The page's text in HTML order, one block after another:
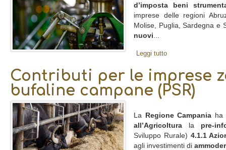
d’imposta beni
imprese delle regioni
Molise, Puglia, Sardegna e
nuovi...
Leggi tutto
Contributi per le imprese
bufaline campane (PSR)
La Regione Campania ha
all’Agricoltura la pre-
Sviluppo Rurale) 4.1.1
agli investimenti di